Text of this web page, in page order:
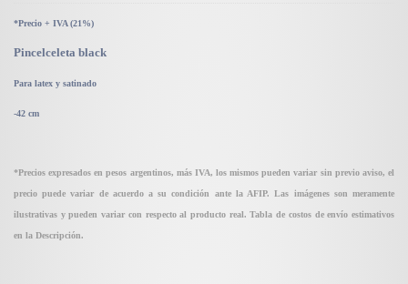
*Precio + IVA (21%)
Pincelceleta black
Para latex y satinado
-42 cm
*Precios expresados en pesos argentinos, más IVA, los mismos pueden variar sin previo aviso, el
precio puede variar de acuerdo a su condición ante la AFIP. Las imágenes son meramente
ilustrativas y pueden variar con respecto al producto real. Tabla de costos de envío estimativos
en la Descripción.